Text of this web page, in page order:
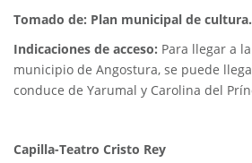
Tomado de: Plan municipal de cultura.
Indicaciones de acceso: Para llegar a
municipio de Angostura, se puede
conduce de Yarumal y Carolina del
Capilla-Teatro Cristo Rey